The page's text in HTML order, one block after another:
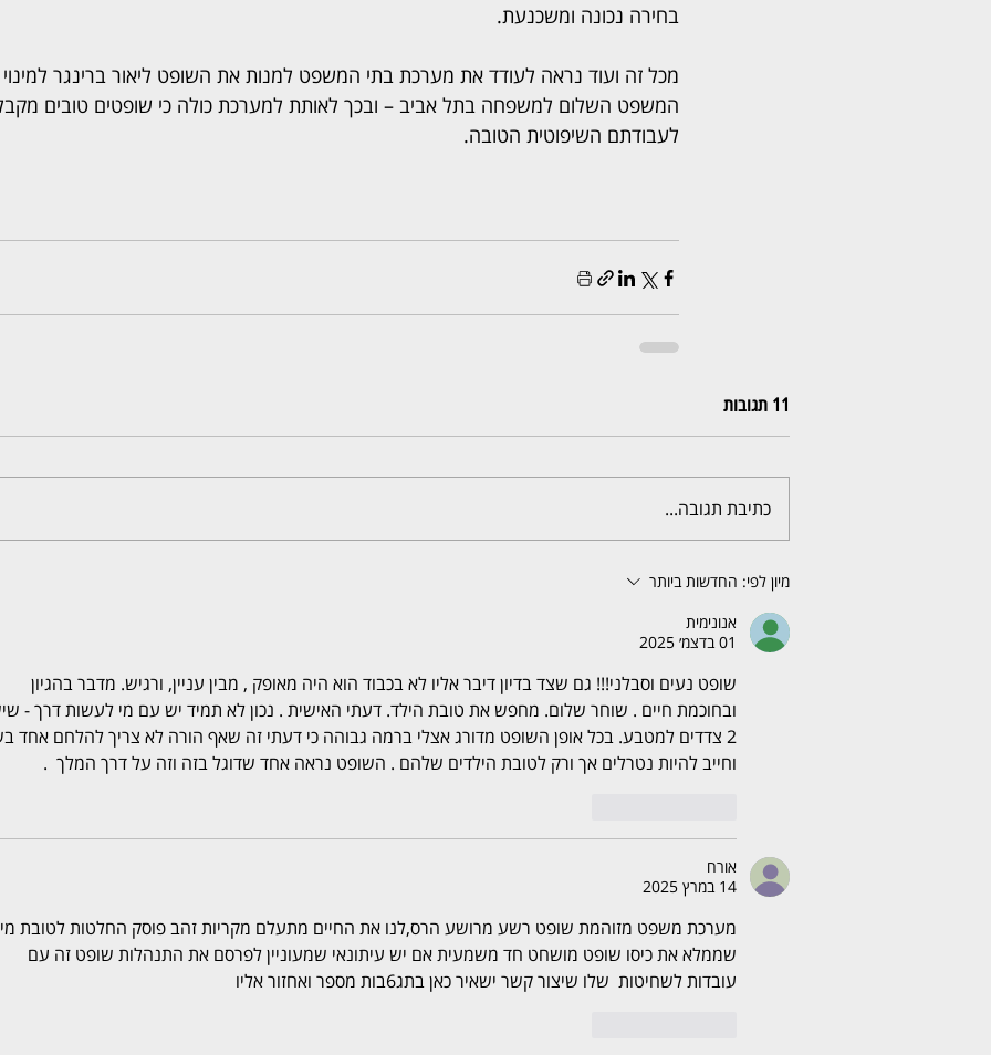
בחירה נכונה ומשכנעת.
מכל זה ועוד נראה לעודד את מערכת בתי המשפט למנות את השופט ליאור ברינגר
המשפט השלום למשפחה בתל אביב – ובכך לאותת למערכת כולה כי שופטים טובים
לעבודתם השיפוטית הטובה.
11 תגובות
כתיבת תגובה...
מיון לפי: החדשות ביותר
אנונימית
01 בדצמ׳ 2025
שופט נעים וסבלני!!! גם שצד בדיון דיבר אליו לא בכבוד הוא היה מאופק , מבין עניין, ורגיש. מדבר בהגיון
ובחוכמת חיים . שוחר שלום. מחפש את טובת הילד. דעתי האישית . נכון לא תמיד יש עם מי לעשות דרך -
2 צדדים למטבע. בכל אופן השופט מדורג אצלי ברמה גבוהה כי דעתי זה שאף הורה לא צריך להלחם אחד
וחייב להיות נטרלים אך ורק לטובת הילדים שלהם . השופט נראה אחד שדוגל בזה וזה על דרך המלך  .
אורח
14 במרץ 2025
מערכת משפט מזוהמת שופט רשע מרושע הרס,לנו את החיים מתעלם מקריות זהב פוסק החלטות לטובת מי
שממלא את כיסו שופט מושחט חד משמעית אם יש עיתונאי שמעוניין לפרסם את התנהלות שופט זה עם
עובדות לשחיטות  שלו שיצור קשר ישאיר כאן בתג6בות מספר ואחזור אליו